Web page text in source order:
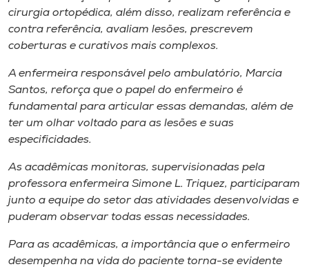
cirurgia ortopédica, além disso, realizam referência e
contra referência, avaliam lesões, prescrevem
coberturas e curativos mais complexos.
A enfermeira responsável pelo ambulatório, Marcia
Santos, reforça que o papel do enfermeiro é
fundamental para articular essas demandas, além de
ter um olhar voltado para as lesões e suas
especificidades.
As acadêmicas monitoras, supervisionadas pela
professora enfermeira Simone L. Triquez, participaram
junto a equipe do setor das atividades desenvolvidas e
puderam observar todas essas necessidades.
Para as acadêmicas, a importância que o enfermeiro
desempenha na vida do paciente torna-se evidente